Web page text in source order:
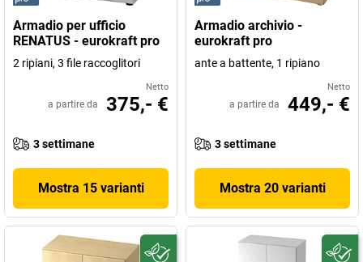
Armadio per ufficio
RENATUS - eurokraft pro
2 ripiani, 3 file raccoglitori
Netto
a partire da 375,- €
3 settimane
Mostra 15 varianti
Armadio archivio -
eurokraft pro
ante a battente, 1 ripiano
Netto
a partire da 449,- €
3 settimane
Mostra 20 varianti